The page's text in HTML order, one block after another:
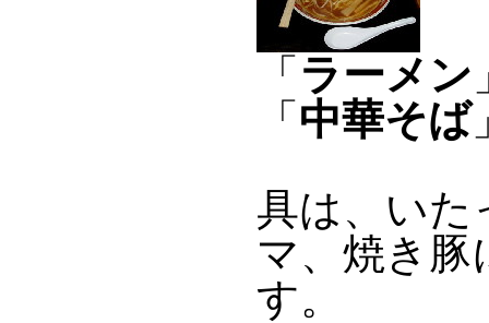
「 ラーメン
「 中華そば
具は、いた
マ、焼き
す。